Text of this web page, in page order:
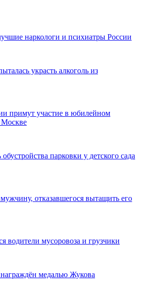
наркологи и психиатры России
украсть алкоголь из
примут участие в юбилейном
парковки у детского сада
отказавшегося вытащить его
водители мусоровоза и грузчики
медалью Жукова